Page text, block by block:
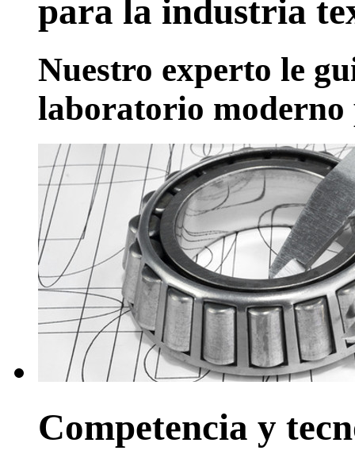
para la industria
Nuestro experto le
laboratorio moderno
Competencia y